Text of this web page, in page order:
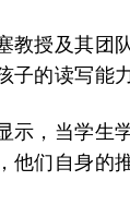
教授及其团
子的读写能
示，当学生
他们自身的